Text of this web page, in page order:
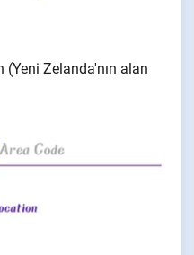
(Yeni Zelanda'nın alan